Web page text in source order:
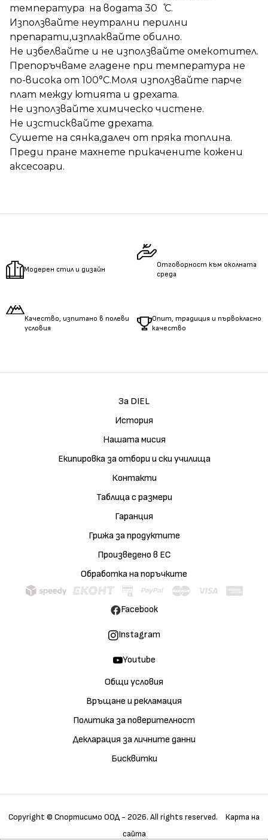
температура на водата 30 ̊С.
Използвайте неутрални перилни
препарати,изплаквайте обилно.
Не избелвайте и не използвайте омекотител.
Препоръчваме гладене при температура не
по-висока от 100°C.Моля използвайте парче
плат между ютията и дрехата.
Не използвайте химическо чистене.
Не изстисквайте дрехата.
Сушете на сянка,далеч от пряка топлина.
Преди пране махнете прикачените кожени
аксесоари.
Модерен стил и дизайн
Отговорност към околната
среда
Качество, изпитано в полеви
условия
Опит, традиция и първокласно
качество
За DIEL
История
Нашата мисия
Екипировка за отбори и ски училища
Контакти
Таблица с размери
Гаранция
Грижа за продуктите
Произведено в ЕС
Обработка на поръчките
Общи условия
Връщане и рекламация
Политика за поверителност
Декларация за личните данни
Бисквитки
Facebook
Instagram
Youtube
Copyright © Спортисимо ООД - 2026. All rights reserved.
Карта на
сайта